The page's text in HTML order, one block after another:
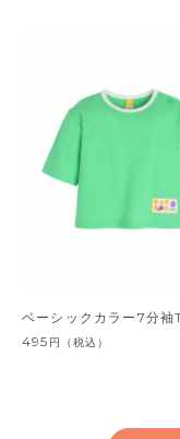
ベーシックカラー7分袖
495 円 （税込）